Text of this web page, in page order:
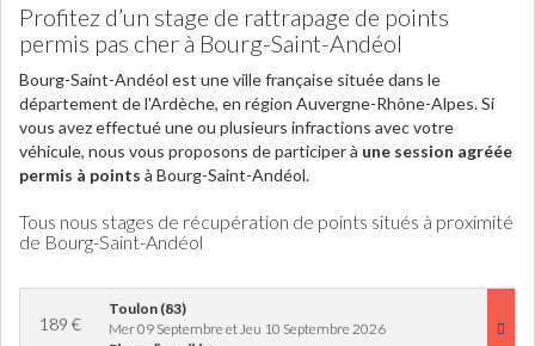
Profitez d’un stage de rattrapage de points
permis pas cher à Bourg-Saint-Andéol
Bourg-Saint-Andéol est une ville française située dans le
département de l'Ardèche, en région Auvergne-Rhône-Alpes. Si
vous avez effectué une ou plusieurs infractions avec votre
véhicule, nous vous proposons de participer à une session agréée
permis à points à Bourg-Saint-Andéol.
Tous nous stages de récupération de points situés à proximité
de Bourg-Saint-Andéol
189 €
Toulon (83)
Mer 09 Septembre et Jeu 10 Septembre 2026